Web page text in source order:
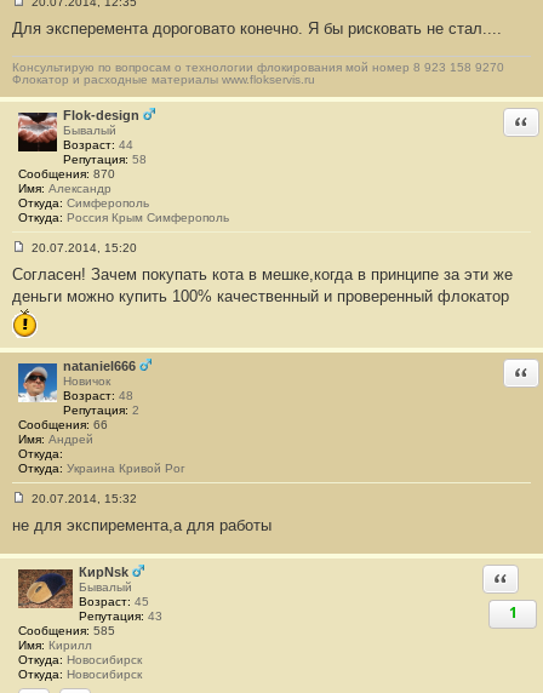
о
б
щ
е
н
и
е
#
7
5
Для эксперемента дороговато конечно. Я бы рисковать не стал....
Консультирую по вопросам о технологии флокирования мой номер 8 923 158 9270
Флокатор и расходные материалы www.flokservis.ru
Flok-design
Бывалый
Возраст: 44
Репутация: 58
Сообщения: 870
Имя: Александр
Откуда: Симферополь
Откуда: Россия Крым Симферополь
о
б
щ
е
н
и
е
#
1
7
6
20.07.2014, 15:20
Согласен! Зачем покупать кота в мешке,когда в принципе за эти же
деньги можно купить 100% качественный и проверенный флокатор
nataniel666
Новичок
Возраст: 48
Репутация: 2
Сообщения: 66
Имя: Андрей
Откуда:
Откуда: Украина Кривой Рог
о
б
щ
е
н
и
е
#
1
7
20.07.2014, 15:32
не для экспиремента,а для работы
КирNsk
Бывалый
Возраст: 45
Репутация: 43
Сообщения: 585
Имя: Кирилл
Откуда: Новосибирск
Откуда: Новосибирск
1